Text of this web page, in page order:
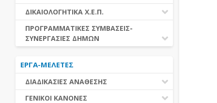
ΕΚΤΕΛΕΣΗ ΥΠΗΡΕΣΙΩΝ
ΕΚΤΕΛΕΣΗ ΠΡΟΜΗΘΕΙΩΝ
ΕΑΑΔΗΣΥ
ΕΑΔΗΣΥ
ΕΛ.ΣΥΝΕΔΡΙΟ
ΕΣΗΔΗΣ
ΔΙΚΑΙΟΛΟΓΗΤΙΚΑ Χ.Ε.Π.
ΔΙΚΑΙΟΛΟΓΗΤΙΚΑ Χ.Ε.Π.
ΠΡΟΓΡΑΜΜΑΤΙΚΕΣ ΣΥΜΒΑΣΕΙΣ-
ΣΥΝΕΡΓΑΣΙΕΣ ΔΗΜΩΝ
ΔΙΕΘΝΕΣ ΚΑΙ ΕΥΡΩΠΑΙΚΟ ΕΠΙΠΕΔΟ
ΠΡΟΓΡΑΜΜΑΤΙΚΕΣ ΣΥΜΒΑΣΕΙΣ
ΕΡΓΑ-ΜΕΛΕΤΕΣ
ΔΙΑΔΙΚΑΣΙΕΣ ΑΝΑΘΕΣΗΣ
ΔΙΑΔΙΚΑΣΙΕΣ ΑΝΑΘΕΣΗΣ
ΓΕΝΙΚΟΙ ΚΑΝΟΝΕΣ